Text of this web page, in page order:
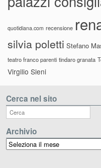
quotidiana.com recensione
silvia poletti Stefano
teatro franco parenti tindaro granata
Virgilio Sieni
Cerca nel sito
Archivio
Archivio